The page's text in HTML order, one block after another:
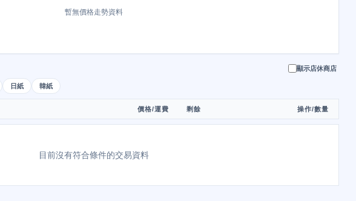
暫無價格走勢資料
顯示店休商店
日紙 韓紙
價格/運費 剩餘 操作/數量
目前沒有符合條件的交易資料